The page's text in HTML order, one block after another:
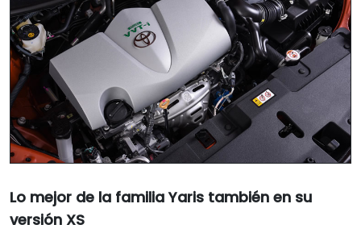
Lo mejor de la familia Yaris también en su
versión XS